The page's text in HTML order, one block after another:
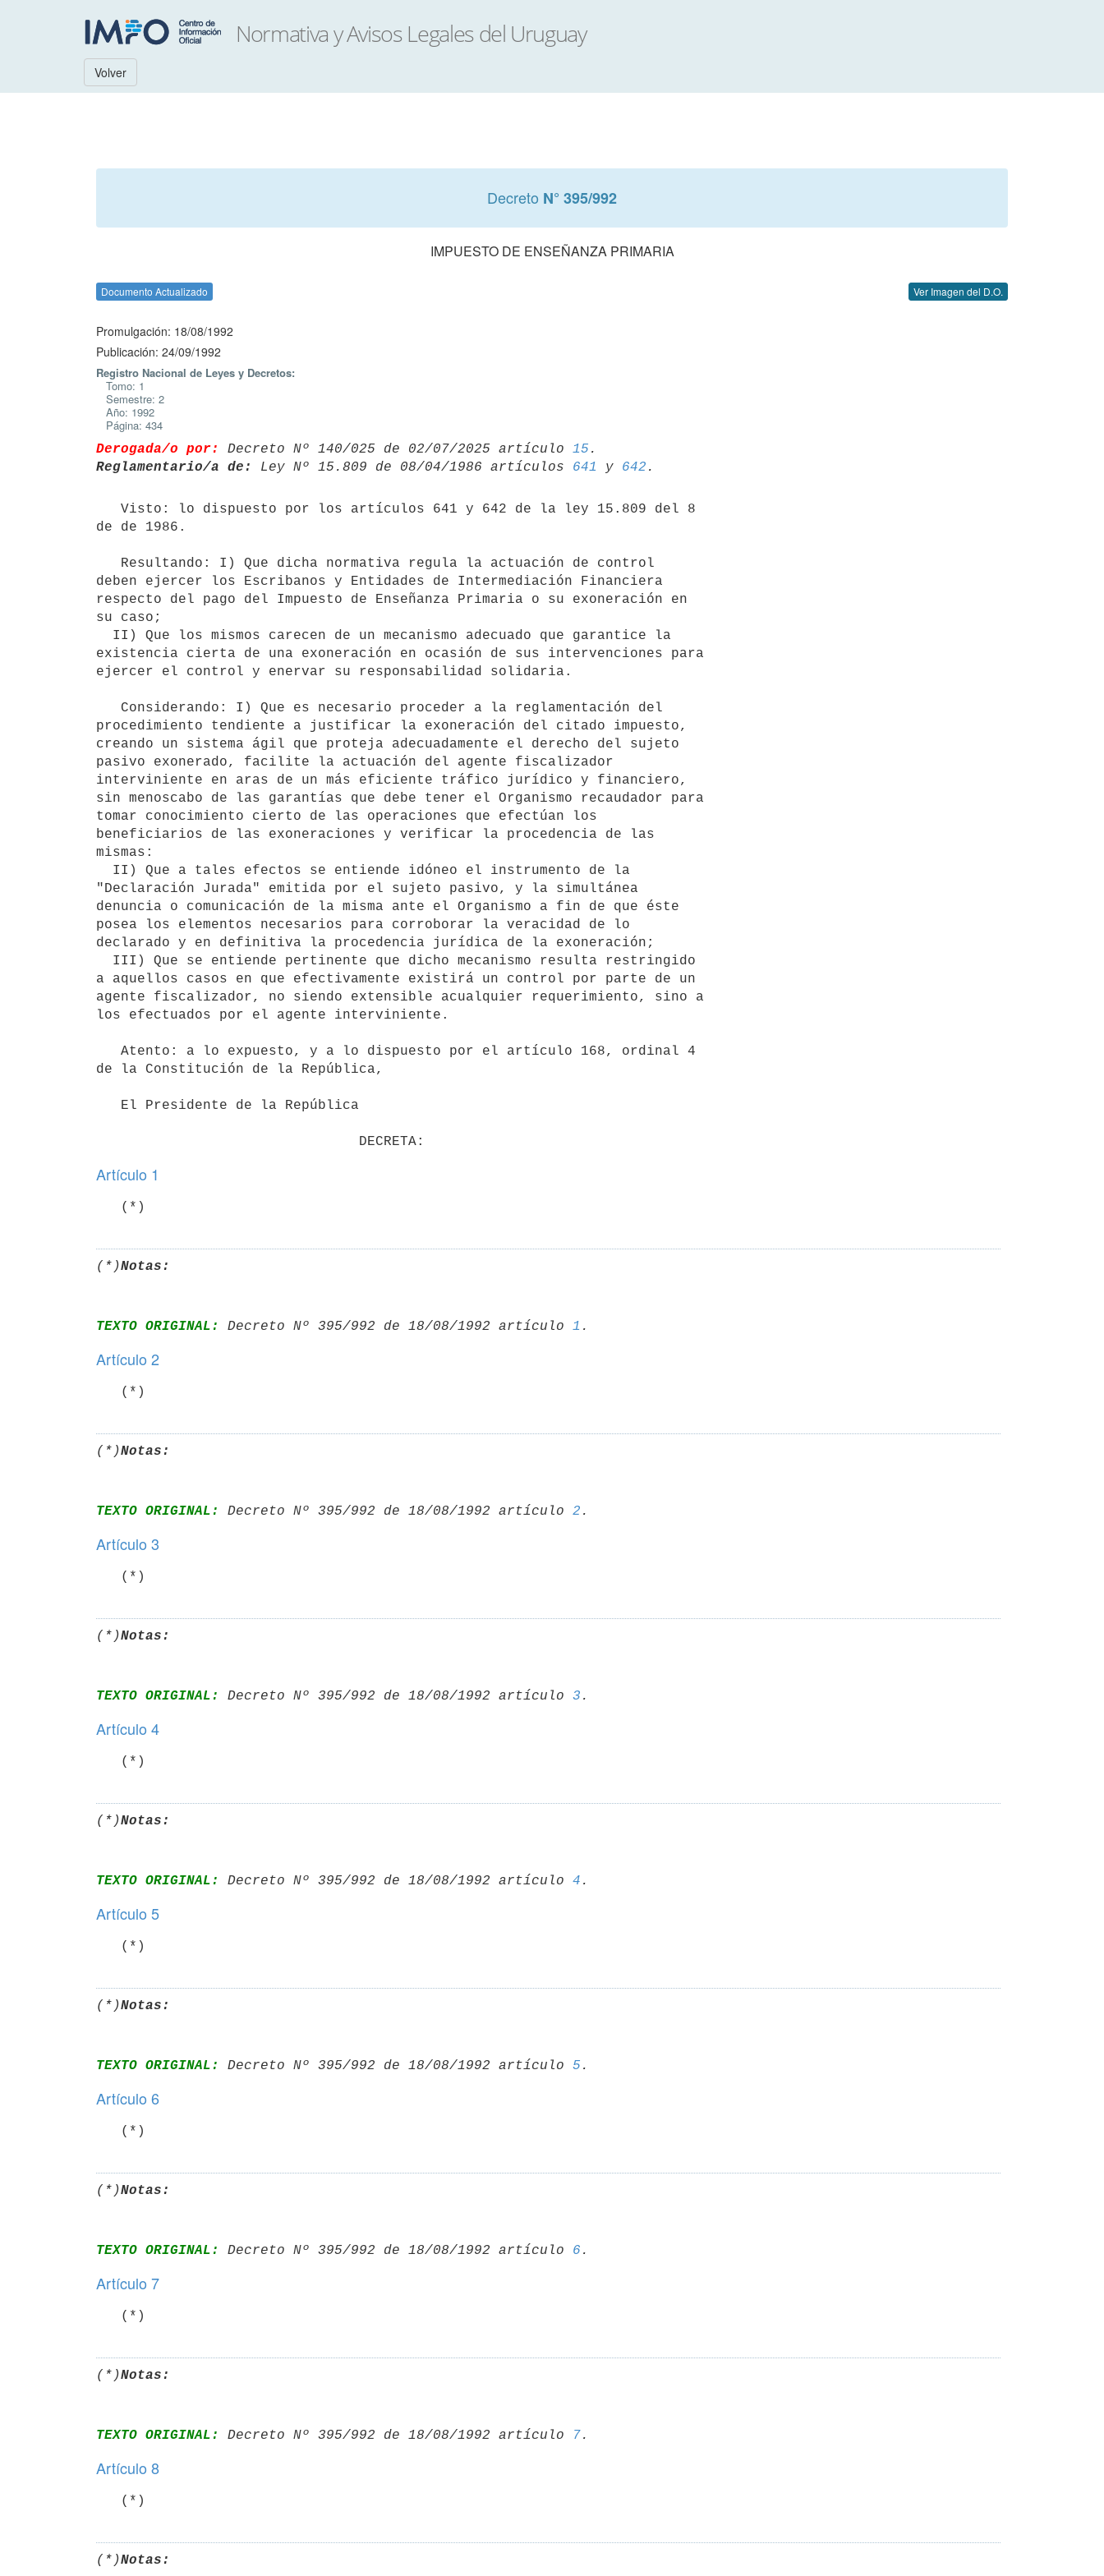
Volver
Decreto N° 395/992
IMPUESTO DE ENSEÑANZA PRIMARIA
Documento Actualizado Ver Imagen del D.O.
Promulgación: 18/08/1992
Publicación: 24/09/1992
Registro Nacional de Leyes y Decretos:
Tomo: 1
Semestre: 2
Año: 1992
Página: 434
Derogada/o por: Decreto Nº 140/025 de 02/07/2025 artículo 15
Reglamentario/a de:
Ley Nº 15.809 de 08/04/1986 artículos 641 y 642
de de 1986.
deben ejercer los Escribanos y Entidades de Intermediación Financiera
respecto del pago del Impuesto de Enseñanza Primaria o su exoneración en
su caso;
existencia cierta de una exoneración en ocasión de sus intervenciones para
ejercer el control y enervar su responsabilidad solidaria.
procedimiento tendiente a justificar la exoneración del citado impuesto,
creando un sistema ágil que proteja adecuadamente el derecho del sujeto
pasivo exonerado, facilite la actuación del agente fiscalizador
interviniente en aras de un más eficiente tráfico jurídico y financiero,
sin menoscabo de las garantías que debe tener el Organismo recaudador para
tomar conocimiento cierto de las operaciones que efectúan los
beneficiarios de las exoneraciones y verificar la procedencia de las
mismas:
"Declaración Jurada" emitida por el sujeto pasivo, y la simultánea
denuncia o comunicación de la misma ante el Organismo a fin de que éste
posea los elementos necesarios para corroborar la veracidad de lo
declarado y en definitiva la procedencia jurídica de la exoneración;
a aquellos casos en que efectivamente existirá un control por parte de un
agente fiscalizador, no siendo extensible acualquier requerimiento, sino a
los efectuados por el agente interviniente.
de la Constitución de la República,
Artículo 1
   (*)
(*)Notas:
TEXTO ORIGINAL: Decreto Nº 395/992 de 18/08/1992 artículo 1
Artículo 2
   (*)
(*)Notas:
TEXTO ORIGINAL: Decreto Nº 395/992 de 18/08/1992 artículo 2
Artículo 3
   (*)
(*)Notas:
TEXTO ORIGINAL: Decreto Nº 395/992 de 18/08/1992 artículo 3
Artículo 4
   (*)
(*)Notas:
TEXTO ORIGINAL: Decreto Nº 395/992 de 18/08/1992 artículo 4
Artículo 5
   (*)
(*)Notas:
TEXTO ORIGINAL: Decreto Nº 395/992 de 18/08/1992 artículo 5
Artículo 6
   (*)
(*)Notas:
TEXTO ORIGINAL: Decreto Nº 395/992 de 18/08/1992 artículo 6
Artículo 7
   (*)
(*)Notas:
TEXTO ORIGINAL: Decreto Nº 395/992 de 18/08/1992 artículo 7
Artículo 8
   (*)
(*)Notas: